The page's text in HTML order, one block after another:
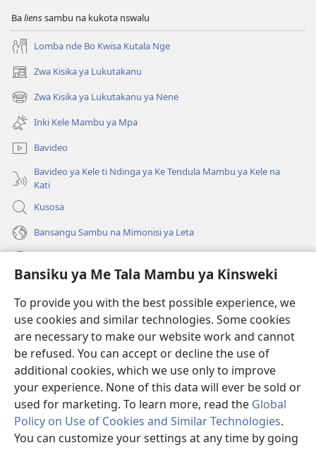
Bansiku ya Me Tala Mambu ya Kinsweki
To provide you with the best possible experience, we
use cookies and similar technologies. Some cookies
are necessary to make our website work and cannot
be refused. You can accept or decline the use of
additional cookies, which we use only to improve
your experience. None of this data will ever be sold or
used for marketing. To learn more, read the Global
Policy on Use of Cookies and Similar Technologies.
You can customize your settings at any time by going
Balienssambu na kukota nswalu
Lomba nde Bo Kwisa Kutala Nge
Zwa Kisika ya Lukutakanu
(ke
kangula
lutiti
ya
mpa)
Zwa Kisika ya Lukutakanu ya Nene
(ke
kangula
lutiti
ya
mpa)
Inki Kele Mambu ya Mpa
Bavideo
Bavideo ya Kele ti Ndinga ya Ke Tendula Mambu ya Kele na
Kati
Kusosa
Bansangu Sambu na Mimonisi ya Leta
(ke
kangula
lutiti
ya
mpa)
Watchtower BIBLIOTEKE NA INTERNET
(ke
kangula
lutiti
mpa)
JW Hub ®
(ke
kangula
lutiti
ya
mpa)
Copyright© 2026 Watch Tower Bible and Tract Society of Pennsylvania.